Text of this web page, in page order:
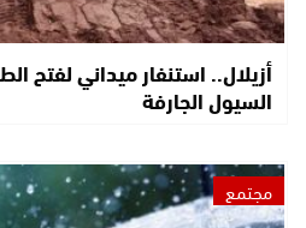
أزيلال.. استنفار ميداني لفتح
السيول الجارفة
مجتمع